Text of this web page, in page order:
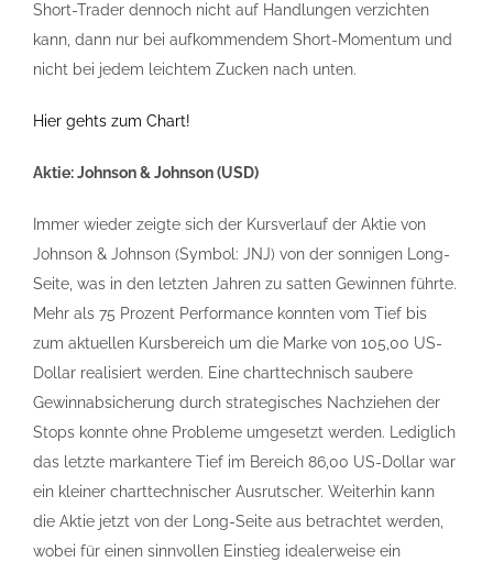
Short-Trader dennoch nicht auf Handlungen verzichten
kann, dann nur bei aufkommendem Short-Momentum und
nicht bei jedem leichtem Zucken nach unten.
Hier gehts zum Chart!
Aktie: Johnson & Johnson (USD)
Immer wieder zeigte sich der Kursverlauf der Aktie von
Johnson & Johnson (Symbol: JNJ) von der sonnigen Long-
Seite, was in den letzten Jahren zu satten Gewinnen führte.
Mehr als 75 Prozent Performance konnten vom Tief bis
zum aktuellen Kursbereich um die Marke von 105,00 US-
Dollar realisiert werden. Eine charttechnisch saubere
Gewinnabsicherung durch strategisches Nachziehen der
Stops konnte ohne Probleme umgesetzt werden. Lediglich
das letzte markantere Tief im Bereich 86,00 US-Dollar war
ein kleiner charttechnischer Ausrutscher. Weiterhin kann
die Aktie jetzt von der Long-Seite aus betrachtet werden,
wobei für einen sinnvollen Einstieg idealerweise ein